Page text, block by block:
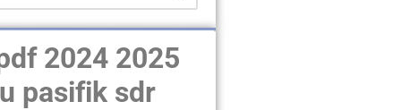
2024 2025
pasifik sdr